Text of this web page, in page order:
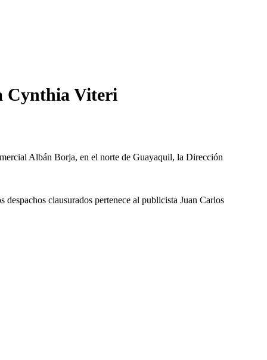
Cynthia Viteri
Albán Borja, en el norte de Guayaquil, la Dirección
clausurados pertenece al publicista Juan Carlos